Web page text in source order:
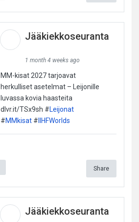
Jääkiekkoseuranta
1 month 4 weeks ago
MM-kisat 2027 tarjoavat
herkulliset asetelmat – Leijonille
luvassa kovia haasteita
dlvr.it/TSx9sh #Leijonat
#MMkisat#IIHFWorlds
Share
Jääkiekkoseuranta